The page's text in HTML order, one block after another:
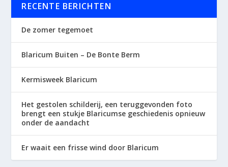
RECENTE BERICHTEN
De zomer tegemoet
Blaricum Buiten – De Bonte Berm
Kermisweek Blaricum
Het gestolen schilderij, een teruggevonden foto
brengt een stukje Blaricumse geschiedenis opnieuw
onder de aandacht
Er waait een frisse wind door Blaricum